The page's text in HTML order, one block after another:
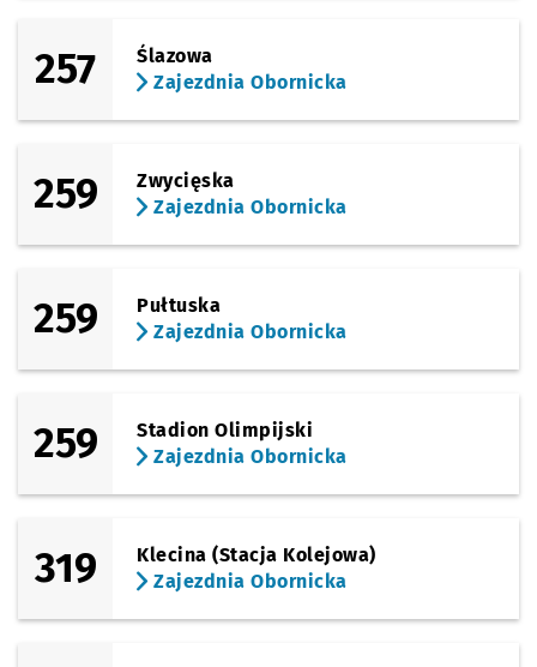
257
Ślazowa
Zajezdnia Obornicka
259
Zwycięska
Zajezdnia Obornicka
259
Pułtuska
Zajezdnia Obornicka
259
Stadion Olimpijski
Zajezdnia Obornicka
319
Klecina (Stacja Kolejowa)
Zajezdnia Obornicka